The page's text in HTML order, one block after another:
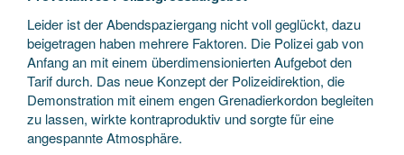
Leider ist der Abendspaziergang nicht voll geglückt, dazu
beigetragen haben mehrere Faktoren. Die Polizei gab von
Anfang an mit einem überdimensionierten Aufgebot den
Tarif durch. Das neue Konzept der Polizeidirektion, die
Demonstration mit einem engen Grenadierkordon begleiten
zu lassen, wirkte kontraproduktiv und sorgte für eine
angespannte Atmosphäre.